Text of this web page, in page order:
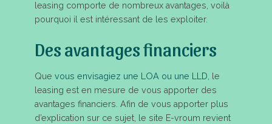
leasing comporte de nombreux avantages, voilà
pourquoi il est intéressant de les exploiter.
Des avantages financiers
Que vous envisagiez une LOA ou une LLD , le
leasing est en mesure de vous apporter des
avantages financiers. Afin de vous apporter plus
d’explication sur ce sujet, le site E-vroum revient